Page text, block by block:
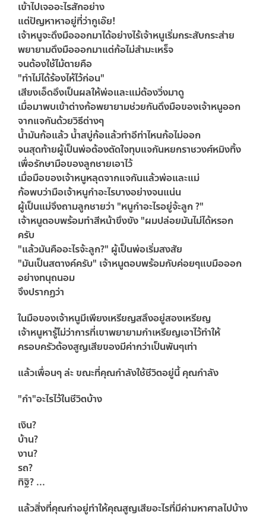
เข้าไปเจออะไรสักอย่าง
แต่ปัญหาหาอยู่ที่ว่ากูเอ๊ย!
เจ้าหนูจะดึงมือออกมาได้อย่างไร้เจ้าหนูเริ่มกระสับกระส่าย
พยายามดึงมือออกมาแต่ก้อไม่สำมะเหร็จ
จนต้องใช้ไม้ตายคือ
"ทำไม่ได้ร้องไห้ไว้ก่อน"
เสียงเอ็ดอึงเป็นผลให้พ่อและแม่ต้องวิ่งมาดู
เมื่อมาพบเข้าต่างก้อพยายามช่วยกันดึงมือของเจ้าหนูออก
จากแจกันด้วยวิธีต่างๆ
น้ำมันก้อแล้ว น้ำสบู่ก้อแล้วทำอีท่าไหนก้อไม่ออก
จนสุดท้ายผู้เป็นพ่อต้องตัดใจทุบแจกันหยกราชวงศ์หมิงทิ้ง
เพื่อรักษามือของลูกชายเอาไว้
เมื่อมือของเจ้าหนูหลุดจากแจกันแล้วพ่อและแม่
ก้อพบว่ามือเจ้าหนูกำอะไรบางอย่างจนแน่น
ผู้เป็นแม่จึงถามลูกชายว่า "หนูกำอะไรอยู่จ้ะลูก ?"
เจ้าหนูตอบพร้อมทำสีหน้าขึงขัง "ผมปล่อยมันไม่ได้หรอก
ครับ
"แล้วมันคืออะไรจ้ะลูก?" ผู้เป็นพ่อเริ่มสงสัย
"มันเป็นสตางค์ครับ" เจ้าหนูตอบพร้อมกับค่อยๆแบมือออก
อย่างทนุถนอม
จึงปรากฏว่า
ในมือของเจ้าหนูมีเพียงเหรียญสลึงอยู่สองเหรียญ
เจ้าหนูหารู้ไม่ว่าการที่เขาพยายามกำเหรียญเอาไว้ทำให้
ครอบครัวต้องสูญเสียของมีค่ากว่าเป็นพันๆเท่า
แล้วเพื่อนๆ ล่ะ ขณะที่คุณกำลังใช้ชีวิตอยู่นี้ คุณกำลัง
"กำ"อะไรไว้ในชีวิตบ้าง
เงิน?
บ้าน?
งาน?
รถ?
ทิฐิ? ...
แล้วสิ่งที่คุณกำอยู่ทำให้คุณสูญเสียอะไรที่มีค่ามหาศาลไปบ้าง